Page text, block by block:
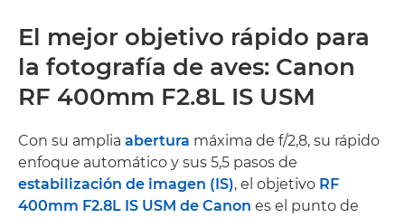
El mejor objetivo rápido para
la fotografía de aves: Canon
RF 400mm F2.8L IS USM
Con su amplia abertura máxima de f/2,8, su rápido
enfoque automático y sus 5,5 pasos de
estabilización de imagen (IS), el objetivo RF
400mm F2.8L IS USM de Canon es el punto de